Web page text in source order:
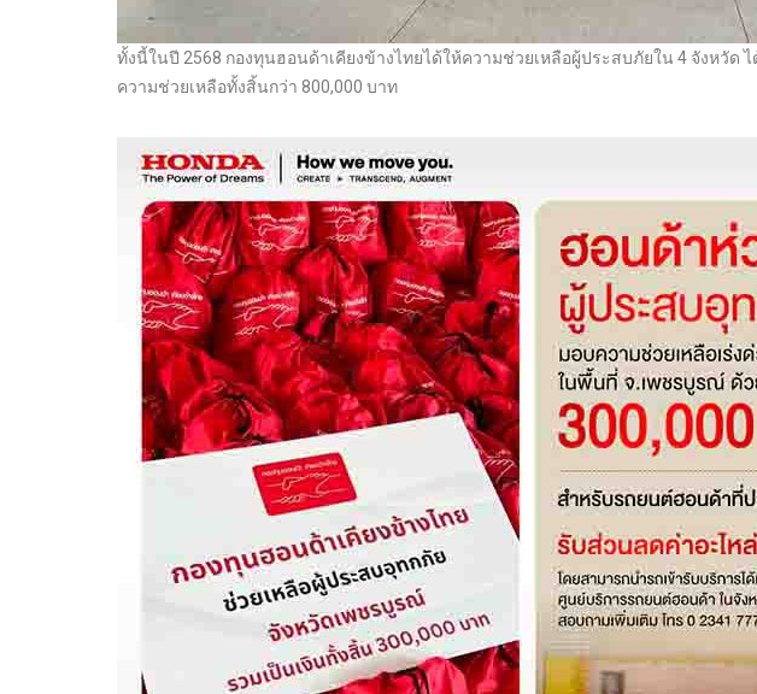
ทั้งนี้ในปี 2568 กองทุนฮอนด้าเคียงข้างไทยได้ให้ความช่วยเหลือผู้ประสบภัยใน 4 จังหวั
ความช่วยเหลือทั้งสิ้นกว่า 800,000 บาท